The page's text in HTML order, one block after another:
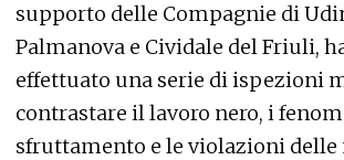
supporto delle Compagnie di
Palmanova e Cividale del Friuli,
effettuato una serie di ispezioni
contrastare il lavoro nero, i
sfruttamento e le violazioni delle